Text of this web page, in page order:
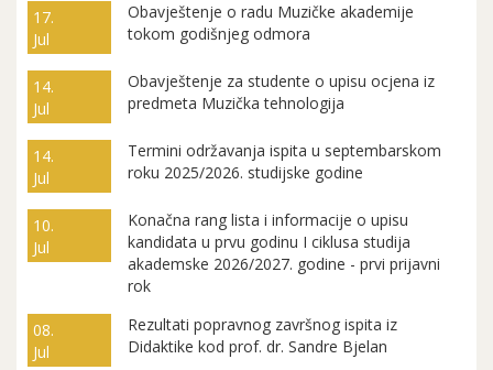
17.
Jul
Obavještenje o radu Muzičke akademije
tokom godišnjeg odmora
14.
Jul
Obavještenje za studente o upisu ocjena iz
predmeta Muzička tehnologija
14.
Jul
Termini održavanja ispita u septembarskom
roku 2025/2026. studijske godine
10.
Jul
Konačna rang lista i informacije o upisu
kandidata u prvu godinu I ciklusa studija
akademske 2026/2027. godine - prvi prijavni
rok
08.
Jul
Rezultati popravnog završnog ispita iz
Didaktike kod prof. dr. Sandre Bjelan